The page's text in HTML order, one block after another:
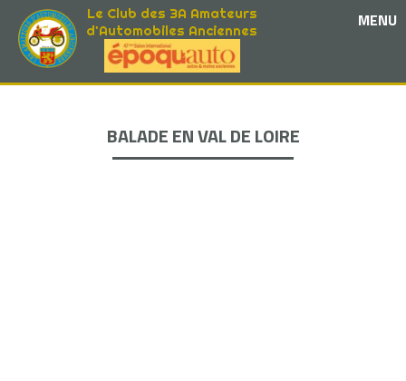
MENU
Le Club des 3A Amateurs
d'Automobiles Anciennes
BALADE EN VAL DE LOIRE